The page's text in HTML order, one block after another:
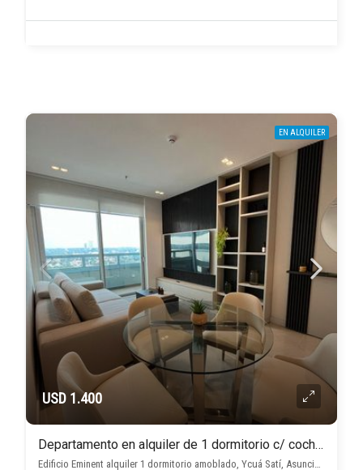
EN ALQUILER
USD 1.400
Departamento en alquiler de 1 dormitorio c/ cochera en Ycuá Satí
Edificio Eminent alquiler 1 dormitorio amoblado, Ycuá Satí, Asunción D.C.